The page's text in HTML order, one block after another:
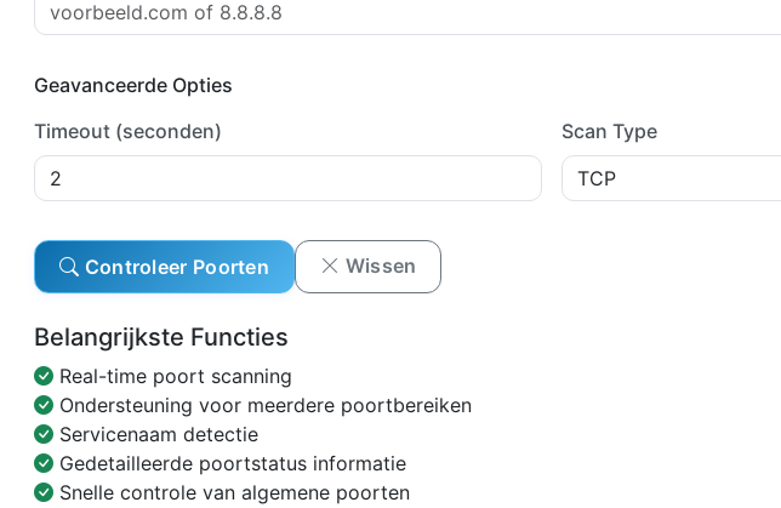
Geavanceerde Opties
Timeout (seconden)
Scan Type
Controleer Poorten Wissen
Belangrijkste Functies
Real-time poort scanning
Ondersteuning voor meerdere poortbereiken
Servicenaam detectie
Gedetailleerde poortstatus informatie
Snelle controle van algemene poorten